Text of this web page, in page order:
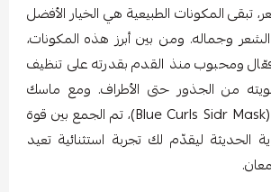
تبقى المكونات الطبيعية هي الخيار الأفضل
وجماله. ومن بين أبرز هذه المكونات،
ومحبوب منذ القدم بقدرته على تنظيف
من الجذور حتى الأطراف. ومع ماسك
السدر من بلو كيرلز (Blue Curls Sidr Mask)، تم الجمع بين قوة
الحديثة ليقدّم لك تجربة استثنائية تعيد